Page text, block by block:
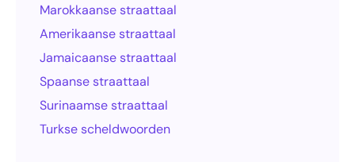
Marokkaanse straattaal
Amerikaanse straattaal
Jamaicaanse straattaal
Spaanse straattaal
Surinaamse straattaal
Turkse scheldwoorden